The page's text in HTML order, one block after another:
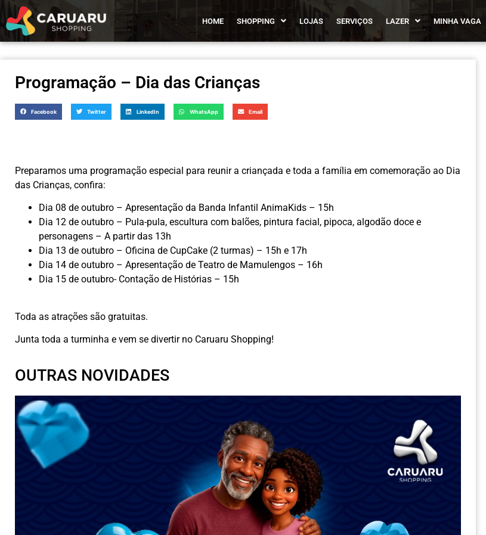
HOME SHOPPING LOJAS SERVIÇOS LAZER MINHA VAGA
Programação – Dia das Crianças
Facebook Twitter LinkedIn WhatsApp Email
Preparamos uma programação especial para reunir a criançada e toda a família em comemoração ao Dia
das Crianças, confira:
Dia 08 de outubro – Apresentação da Banda Infantil AnimaKids – 15h
Dia 12 de outubro – Pula-pula, escultura com balões, pintura facial, pipoca, algodão doce e
personagens – A partir das 13h
Dia 13 de outubro – Oficina de CupCake (2 turmas) – 15h e 17h
Dia 14 de outubro – Apresentação de Teatro de Mamulengos – 16h
Dia 15 de outubro- Contação de Histórias – 15h
Toda as atrações são gratuitas.
Junta toda a turminha e vem se divertir no Caruaru Shopping!
OUTRAS NOVIDADES